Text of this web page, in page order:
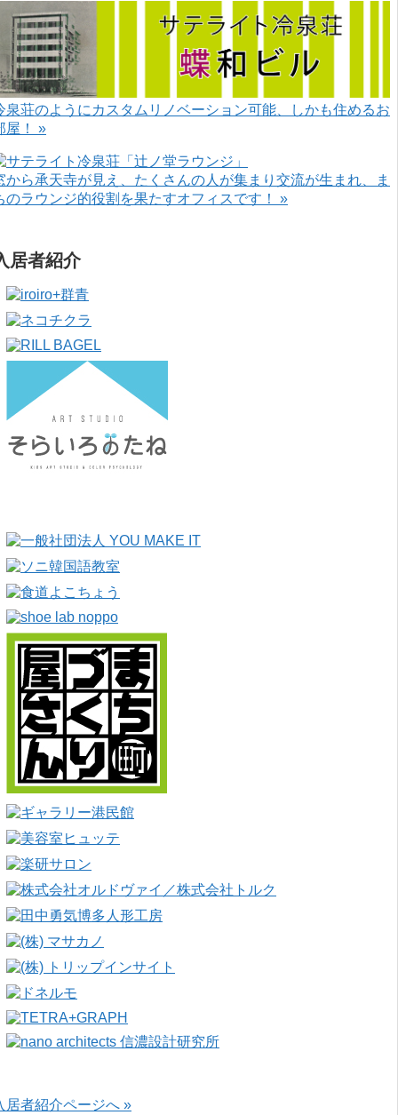
泉荘のようにカスタムリノベーション可能、しかも住めるお
屋！ »
から承天寺が見え、たくさんの人が集まり交流が生まれ、ま
のラウンジ的役割を果たすオフィスです！ »
居者紹介
居者紹介ページへ »